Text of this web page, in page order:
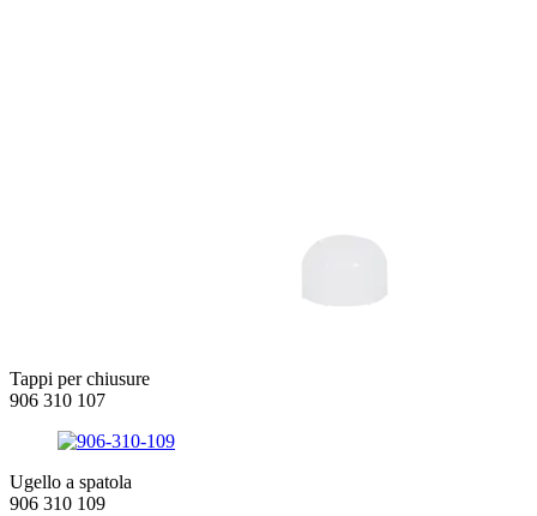
Tappi per chiusure
906 310 107
Ugello a spatola
906 310 109